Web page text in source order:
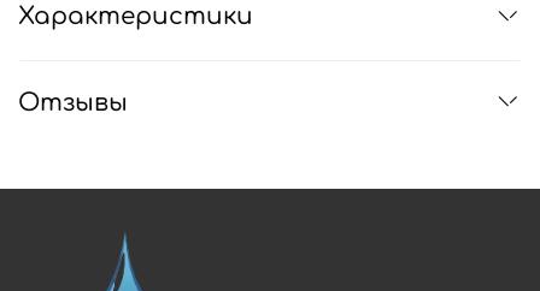
Характеристики
Отзывы